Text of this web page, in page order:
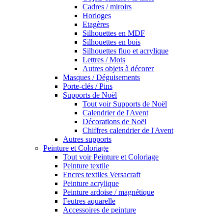
Cadres / miroirs
Horloges
Etagères
Silhouettes en MDF
Silhouettes en bois
Silhouettes fluo et acrylique
Lettres / Mots
Autres objets à décorer
Masques / Déguisements
Porte-clés / Pins
Supports de Noël
Tout voir Supports de Noël
Calendrier de l'Avent
Décorations de Noël
Chiffres calendrier de l'Avent
Autres supports
Peinture et Coloriage
Tout voir Peinture et Coloriage
Peinture textile
Encres textiles Versacraft
Peinture acrylique
Peinture ardoise / magnétique
Feutres aquarelle
Accessoires de peinture